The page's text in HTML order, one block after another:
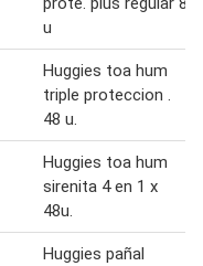
u
Huggies toa hum
triple proteccion .
48 u.
Huggies toa hum
sirenita 4 en 1 x
48u.
Huggies pañal